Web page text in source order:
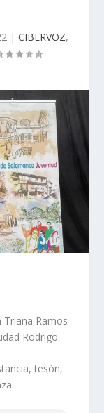
| CIBERVOZ,
Ramos
Rodrigo.
tesón,